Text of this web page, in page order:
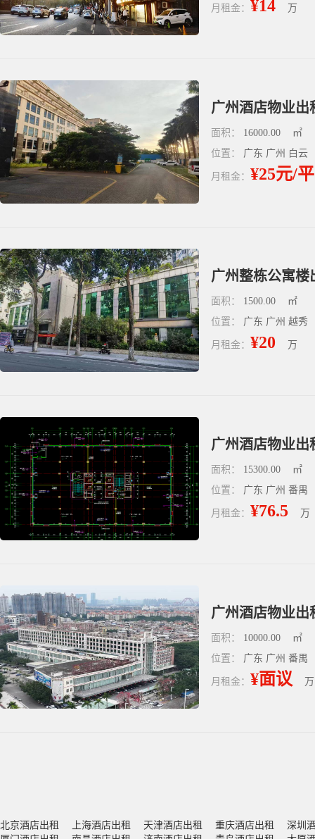
月租金： ¥14 万
广州酒店物业出
面积： 16000.00
㎡
位置： 广东 广州 白云
月租金： ¥25元/平
面积： 1500.00
㎡
位置： 广东 广州 越秀
月租金： ¥20 万
广州酒店物业出
面积： 15300.00
㎡
位置： 广东 广州 番禺
月租金： ¥76.5 万
广州酒店物业出
面积： 10000.00
㎡
位置： 广东 广州 番禺
月租金： ¥面议 万
北京酒店出租 上海酒店出租 天津酒店出租 重庆酒店出租
深圳